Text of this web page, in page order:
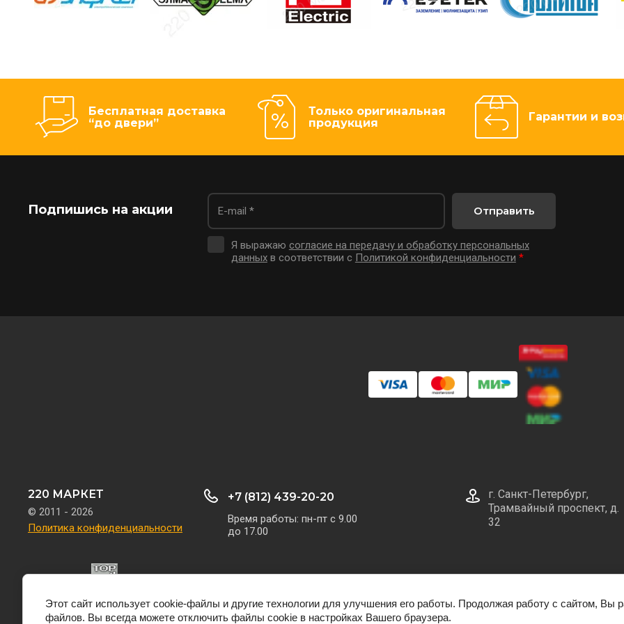
Бесплатная доставка
“до двери”
Только оригинальная
продукция
Гарантии и
Подпишись на акции
Я выражаю согласие на передачу и обработку персональных
данныхв соответствии с Политикой конфиденциальности *
Отправить
220 МАРКЕТ
© 2011 - 2026
Политика конфиденциальности
+7 (812) 439-20-20
Время работы: пн-пт с 9.00
до 17.00
г. Санкт-Петербург,
Трамвайный проспект, д.
32
Этот сайт использует cookie-файлы и другие технологии для улучшения его работы. Продолжая работу с сайтом, Вы
файлов. Вы всегда можете отключить файлы cookie в настройках Вашего браузера.